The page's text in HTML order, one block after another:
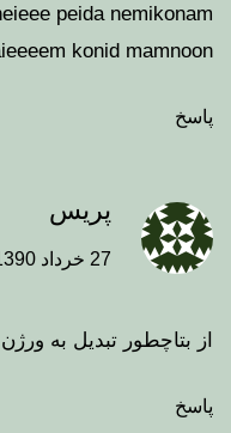
peida nemikonam
konid mamnoon
پاسخ
پریس
27 خرداد 1390 در 16:13
از بتاچطور تبدیل به
پاسخ